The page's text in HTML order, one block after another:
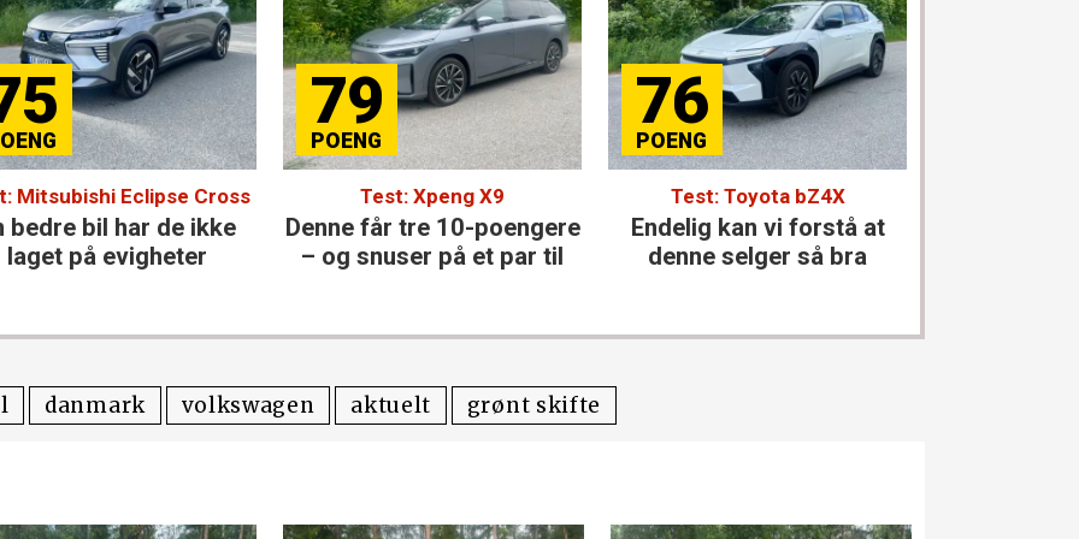
Mitsubishi Eclipse Cross
bedre bil har de ikke
laget på evigheter
79
Test: Xpeng X9
Denne får tre 10-poengere
– og snuser på et par til
76
Test: Toyota bZ4X
Endelig kan vi forstå at
denne selger så bra
danmark volkswagen aktuelt grønt skifte